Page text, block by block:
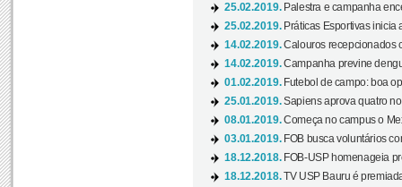
25.02.2019. Palestra e campanha
25.02.2019. Práticas Esportivas inicia
14.02.2019.Calouros recepcionados
14.02.2019.Campanha previne
01.02.2019. Futebol de campo: boa
25.01.2019.Sapiens aprova quatro
08.01.2019.Começa no campus o
03.01.2019. FOB busca voluntários
18.12.2018. FOB-USP homenageia
18.12.2018.TV USP Bauru é